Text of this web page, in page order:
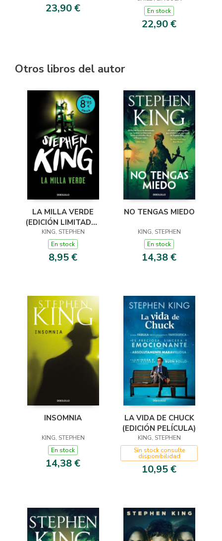
23,90 € PENDERGAST 22)
En stock
22,90 €
Otros libros del autor
LA MILLA VERDE
(EDICIÓN LIMITADA ·
VERANO)
KING, STEPHEN
En stock
8,95 €
NO TENGAS MIEDO
KING, STEPHEN
En stock
14,38 €
INSOMNIA
KING, STEPHEN
En stock
14,38 €
LA VIDA DE CHUCK
(EDICIÓN PELÍCULA)
KING, STEPHEN
Sin stock consulte
disponibilidad
10,95 €